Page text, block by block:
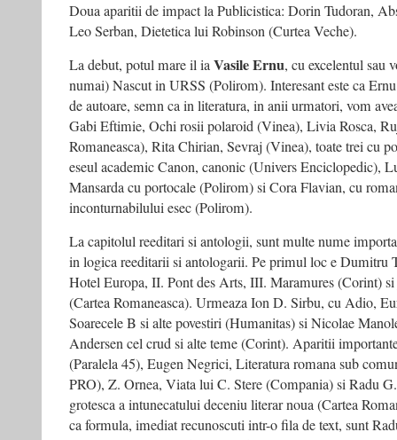
Doua aparitii de impact la Publicistica: Dorin Tudoran,
Leo Serban, Dietetica lui Robinson (Curtea Veche).
La debut, potul mare il iaVasile Ernu, cu excelentul sau
numai) Nascut in URSS (Polirom). Interesant este ca
de autoare, semn ca in literatura, in anii urmatori, vom
Gabi Eftimie, Ochi rosii polaroid (Vinea), Livia Rosca,
Romaneasca), Rita Chirian, Sevraj (Vinea), toate trei cu
eseul academic Canon, canonic (Univers Enciclopedic),
Mansarda cu portocale (Polirom) si Cora Flavian, cu
inconturnabilului esec (Polirom).
La capitolul reeditari si antologii, sunt multe nume
in logica reeditarii si antologarii. Pe primul loc e Dumitru
Hotel Europa, II. Pont des Arts, III. Maramures (Corint)
(Cartea Romaneasca). Urmeaza Ion D. Sirbu, cu Adio,
Soarecele B si alte povestiri (Humanitas) si Nicolae
Andersen cel crud si alte teme (Corint). Aparitii
(Paralela 45), Eugen Negrici, Literatura romana sub
PRO), Z. Ornea, Viata lui C. Stere (Compania) si Radu
grotesca a intunecatului deceniu literar noua (Cartea
ca formula, imediat recunoscuti intr-o fila de text, sunt